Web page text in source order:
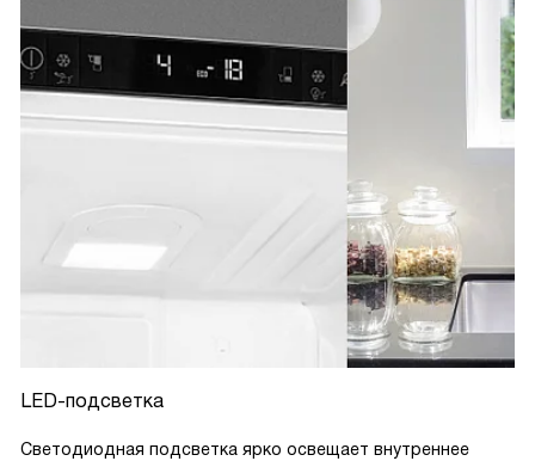
LED-подсветка
Светодиодная подсветка ярко освещает внутреннее